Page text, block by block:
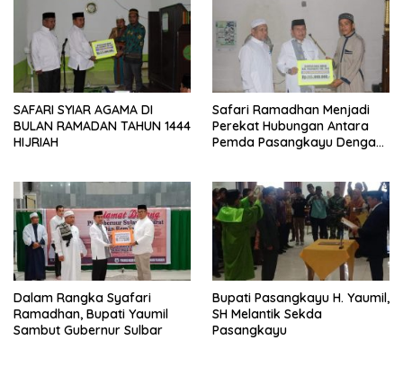
SAFARI SYIAR AGAMA DI
BULAN RAMADAN TAHUN 1444
HIJRIAH
Safari Ramadhan Menjadi
Perekat Hubungan Antara
Pemda Pasangkayu Dengan
Dalam Rangka Syafari
Ramadhan, Bupati Yaumil
Sambut Gubernur Sulbar
Bupati Pasangkayu H. Yaumil,
SH Melantik Sekda
Pasangkayu